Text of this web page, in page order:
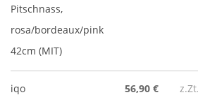
Pitschnass,
rosa/bordeaux/pink
42cm (MIT)
iqo
56,90 €